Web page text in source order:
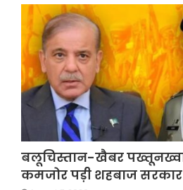
बलूचिस्तान-खैबर
कमजोर पड़ी शहबाज सरकार